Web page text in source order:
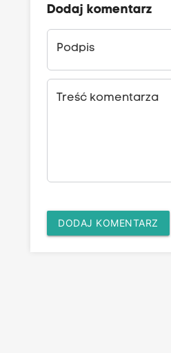
Dodaj komentarz
Podpis
Treść komentarza
DODAJ KOMENTARZ